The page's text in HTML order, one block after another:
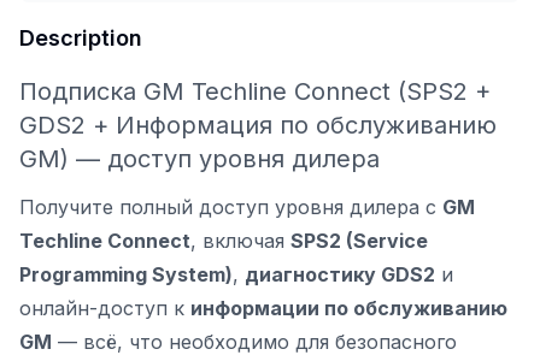
Description
Подписка GM Techline Connect (SPS2 +
GDS2 + Информация по обслуживанию
GM) — доступ уровня дилера
Получите полный доступ уровня дилера с GM
Techline Connect, включая SPS2 (Service
Programming System), диагностику GDS2 и
онлайн-доступ к информации по обслуживанию
GM — всё, что необходимо для безопасного